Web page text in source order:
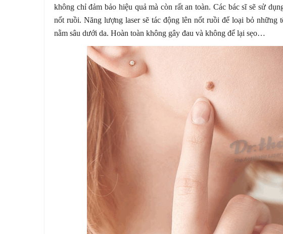
không chỉ đảm bảo hiệu quả mà còn rất an toàn. Các bác sĩ sẽ sử
nốt ruồi. Năng lượng laser sẽ tác động lên nốt ruồi để loại bỏ những
nằm sâu dưới da. Hoàn toàn không gây đau và không để lại sẹo…